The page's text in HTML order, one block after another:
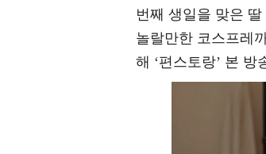
번째 생일을 맞은
놀랄만한 코스프레
해 ‘편스토랑’ 본